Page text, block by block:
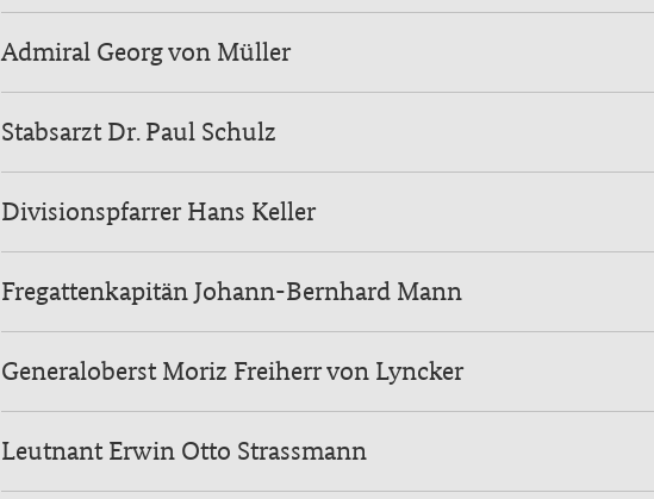
Admiral Georg von Müller
Stabsarzt Dr. Paul Schulz
Divisionspfarrer Hans Keller
Fregattenkapitän Johann-Bernhard Mann
Generaloberst Moriz Freiherr von Lyncker
Leutnant Erwin Otto Strassmann